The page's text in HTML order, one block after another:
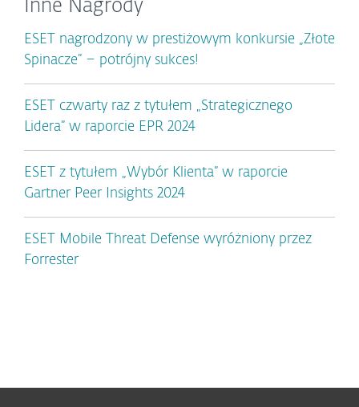
Inne Nagrody
ESET nagrodzony w prestiżowym konkursie „Złote
Spinacze” – potrójny sukces!
ESET czwarty raz z tytułem „Strategicznego
Lidera” w raporcie EPR 2024
ESET z tytułem „Wybór Klienta” w raporcie
Gartner Peer Insights 2024
ESET Mobile Threat Defense wyróżniony przez
Forrester